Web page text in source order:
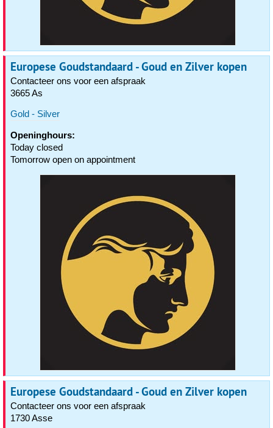
Europese Goudstandaard - Goud en Zilver kopen
Contacteer ons voor een afspraak
3665 As
Gold - Silver
Openinghours:
Today closed
Tomorrow open on appointment
Europese Goudstandaard - Goud en Zilver kopen
Contacteer ons voor een afspraak
1730 Asse